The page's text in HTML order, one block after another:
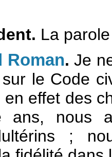
La
Roman. Je
le Code
en effet des
ans, nous
;